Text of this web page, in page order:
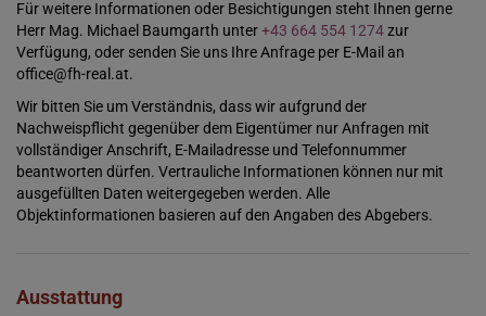
Für weitere Informationen oder Besichtigungen steht Ihnen gerne
Herr Mag. Michael Baumgarth unter+43 664 554 1274zur
Verfügung, oder senden Sie uns Ihre Anfrage per E-Mail an
office@fh-real.at.
Wir bitten Sie um Verständnis, dass wir aufgrund der
Nachweispflicht gegenüber dem Eigentümer nur Anfragen mit
vollständiger Anschrift, E-Mailadresse und Telefonnummer
beantworten dürfen. Vertrauliche Informationen können nur mit
ausgefüllten Daten weitergegeben werden. Alle
Objektinformationen basieren auf den Angaben des Abgebers.
Ausstattung